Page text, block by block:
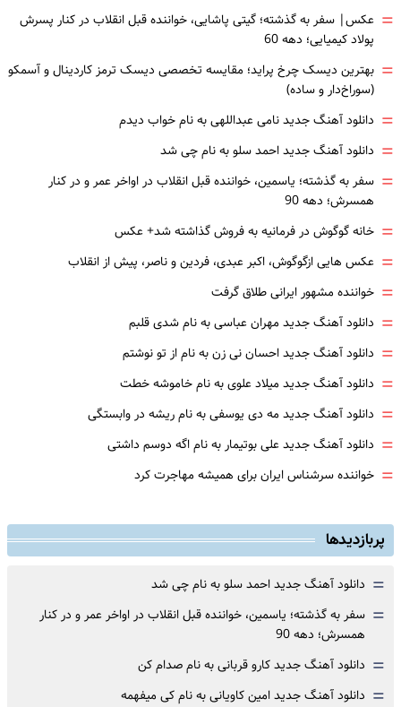
= عکس| سفر به گذشته؛ گیتی پاشایی، خواننده قبل انقلاب در کنار پسرش
پولاد کیمیایی؛ دهه 60
= بهترین دیسک چرخ پراید؛ مقایسه تخصصی دیسک ترمز کاردینال و آسمکو
(سوراخ‌دار و ساده)
= دانلود آهنگ جدید نامی عبداللهی به نام خواب دیدم
= دانلود آهنگ جدید احمد سلو به نام چی شد
= سفر به گذشته؛ یاسمین، خواننده قبل انقلاب در اواخر عمر و در کنار
همسرش؛ دهه 90
= خانه گوگوش در فرمانیه به فروش گذاشته شد+ عکس
= عکس هایی ازگوگوش، اکبر عبدی، فردین و ناصر، پیش از انقلاب
= خواننده مشهور ایرانی طلاق گرفت
= دانلود آهنگ جدید مهران عباسی به نام شدی قلبم
= دانلود آهنگ جدید احسان نی زن به نام از تو نوشتم
= دانلود آهنگ جدید میلاد علوی به نام خاموشه خطت
= دانلود آهنگ جدید مه دی یوسفی به نام ریشه در وابستگی
= دانلود آهنگ جدید علی بوتیمار به نام اگه دوسم داشتی
= خواننده سرشناس ایران برای همیشه مهاجرت کرد
پربازدیدها
= دانلود آهنگ جدید احمد سلو به نام چی شد
= سفر به گذشته؛ یاسمین، خواننده قبل انقلاب در اواخر عمر و در کنار
همسرش؛ دهه 90
= دانلود آهنگ جدید کارو قربانی به نام صدام کن
= دانلود آهنگ جدید امین کاویانی به نام کی میفهمه